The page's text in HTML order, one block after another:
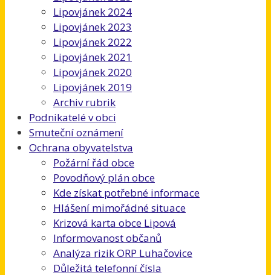
Lipovjánek 2024
Lipovjánek 2023
Lipovjánek 2022
Lipovjánek 2021
Lipovjánek 2020
Lipovjánek 2019
Archiv rubrik
Podnikatelé v obci
Smuteční oznámení
Ochrana obyvatelstva
Požární řád obce
Povodňový plán obce
Kde získat potřebné informace
Hlášení mimořádné situace
Krizová karta obce Lipová
Informovanost občanů
Analýza rizik ORP Luhačovice
Důležitá telefonní čísla